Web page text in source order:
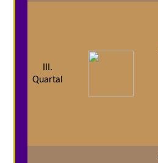
III.
Quartal